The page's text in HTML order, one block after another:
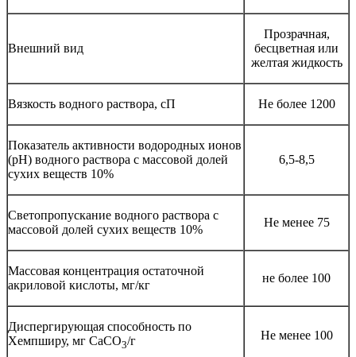
Внешний вид
Прозрачная,
бесцветная или
желтая жидкость
Вязкость водного раствора, сП Не более 1200
Показатель активности водородных ионов
(рН) водного раствора с массовой долей
сухих веществ 10%
6,5-8,5
Светопропускание водного раствора с
массовой долей сухих веществ 10%
Не менее 75
Массовая концентрация остаточной
акриловой кислоты, мг/кг
не более 100
Диспергирующая способность по
Хемпширу, мг CaCO3/г Не менее 100